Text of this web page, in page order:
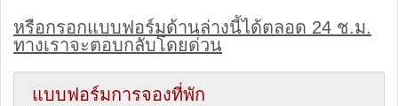
หรือกรอกแบบฟอร์มด้านล่างนี้ได้ตลอด 24 ช.ม.
ทางเราจะตอบกลับโดยด่วน
แบบฟอร์มการจองที่พัก